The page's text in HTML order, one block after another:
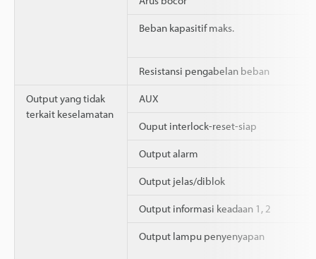
Beban kapasitif maks.
Resistansi pengabelan beban
Output yang tidak
terkait keselamatan
AUX
Ouput interlock-reset-siap
Output alarm
Output jelas/diblok
Output informasi keadaan 1, 2
Output lampu penyenyapan